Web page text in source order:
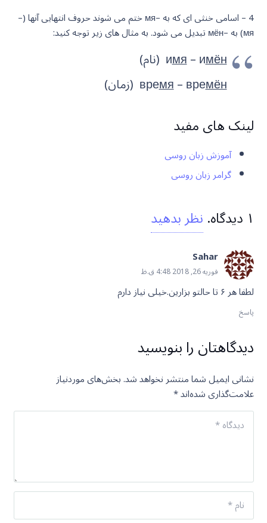
4 – اسامی خنثی ای که به –мя ختم می شوند حروف انتهایی آنها (–
мя) به –мён تبدیل می شود. به مثال های زیر توجه کنید:
имя– имён
(نام)
время– времён (زمان)
لینک های مفید
آموزش زبان روسی
گرامر زبان روسی
۱ دیدگاه.نظر بدهید
Sahar
فوریه 26, 2018 4:48 ق.ظ
لطفا هر ۶ تا حالتو بزارین.خیلی نیاز دارم
پاسخ
دیدگاهتان را بنویسید
نشانی ایمیل شما منتشر نخواهد شد.بخش‌های موردنیاز
علامت‌گذاری شده‌اند*